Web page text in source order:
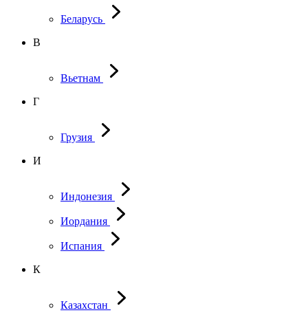
Беларусь
В
Вьетнам
Г
Грузия
И
Индонезия
Иордания
Испания
К
Казахстан